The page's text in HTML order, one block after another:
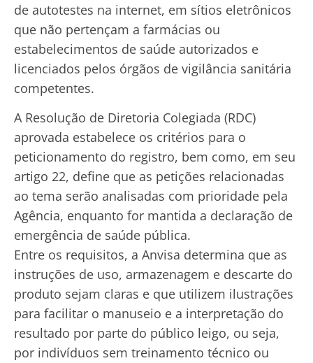
de autotestes na internet, em sítios eletrônicos
que não pertençam a farmácias ou
estabelecimentos de saúde autorizados e
licenciados pelos órgãos de vigilância sanitária
competentes.
A Resolução de Diretoria Colegiada (RDC)
aprovada estabelece os critérios para o
peticionamento do registro, bem como, em seu
artigo 22, define que as petições relacionadas
ao tema serão analisadas com prioridade pela
Agência, enquanto for mantida a declaração de
emergência de saúde pública.
Entre os requisitos, a Anvisa determina que as
instruções de uso, armazenagem e descarte do
produto sejam claras e que utilizem ilustrações
para facilitar o manuseio e a interpretação do
resultado por parte do público leigo, ou seja,
por indivíduos sem treinamento técnico ou